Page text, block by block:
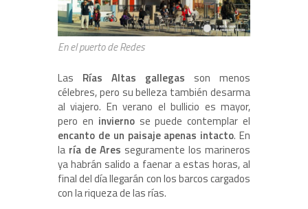
En el puerto de Redes
Las Rías Altas gallegas son menos
célebres, pero su belleza también desarma
al viajero. En verano el bullicio es mayor,
pero en inviernose puede contemplar el
encanto de un paisaje apenas intacto. En
la ría de Ares seguramente los marineros
ya habrán salido a faenar a estas horas, al
final del día llegarán con los barcos cargados
con la riqueza de las rías.